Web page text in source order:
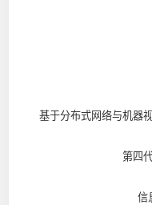
基于分布式网络与机器
第四
信